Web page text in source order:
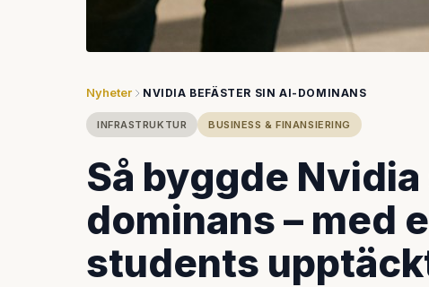
Nyheter NVIDIA BEFÄSTER SIN AI-DOMINANS
INFRASTRUKTUR BUSINESS & FINANSIERING
Så byggde
dominans – med
students